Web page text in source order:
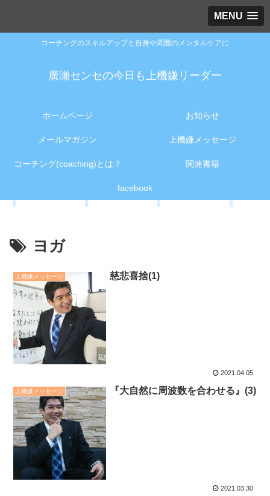
MENU
コーチングのスキルアップと自身や周囲のメンタルケアに
廣瀬センセの今日も上機嫌リーダー
ホームページ お知らせ
メールマガジン 上機嫌メッセージ
コーチング(coaching)とは？ 関連書籍
facebook
ヨガ
上機嫌メッセージ 慈悲喜捨(1)
2021.04.05
上機嫌メッセージ 『大自然に周波数を合わせる』(3)
2021.03.30